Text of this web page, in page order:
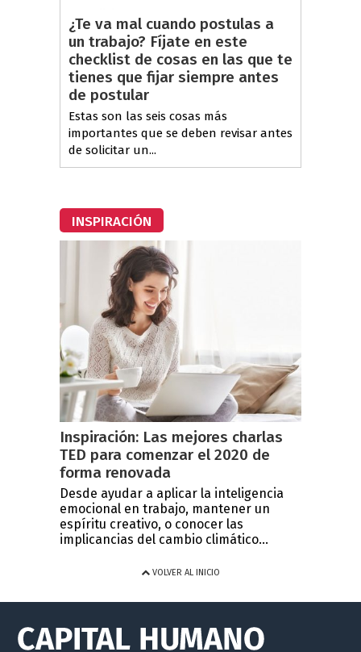
¿Te va mal cuando postulas a
un trabajo? Fíjate en este
checklist de cosas en las que te
tienes que fijar siempre antes
de postular
Estas son las seis cosas más
importantes que se deben revisar antes
de solicitar un...
INSPIRACIÓN
Inspiración: Las mejores charlas
TED para comenzar el 2020 de
forma renovada
Desde ayudar a aplicar la inteligencia
emocional en trabajo, mantener un
espíritu creativo, o conocer las
implicancias del cambio climático...
VOLVER AL INICIO